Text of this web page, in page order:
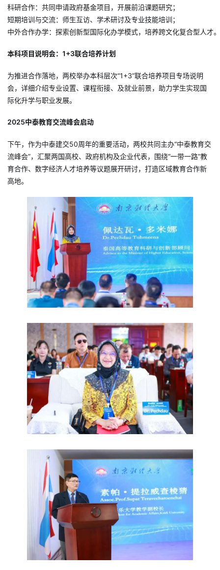
科研合作：共同申请政府基金项目，开展前沿课题研究；
短期培训与交流：师生互访、学术研讨及专业技能培训；
中外合作办学：探索创新型国际化办学模式，培养跨文化复合型人才
本科项目说明会：1+3联合培养计划
为推进合作落地，两校举办本科层次“1+3”联合培养项目专场说明
会，详细介绍专业设置、课程衔接、及就业前景，助力学生实现国
际化升学与职业发展。
2025中泰教育交流峰会启动
下午，作为中泰建交50周年的重要活动，两校共同主办“中泰教育交
流峰会”，汇聚两国高校、政府机构及企业代表，围绕“一带一路”教
育合作、数字经济人才培养等议题展开研讨，打造区域教育合作新
高地。